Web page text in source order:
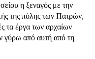
η ξεναγός με την
της πόλης των Πατρών,
τα έργα των αρχαίων
γύρω από αυτή από τη